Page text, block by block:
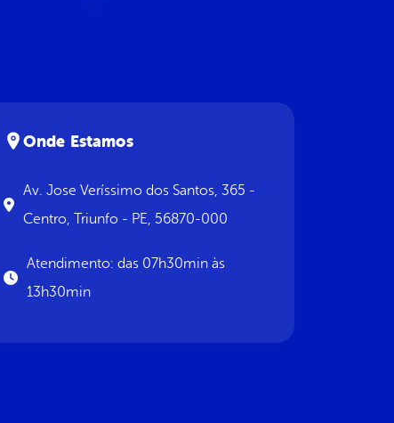
Onde Estamos
Av. Jose Veríssimo dos Santos, 365 -
Centro, Triunfo - PE, 56870-000
Atendimento: das 07h30min às
13h30min